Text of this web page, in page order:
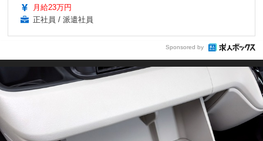
月給23万円
正社員 / 派遣社員
Sponsored by